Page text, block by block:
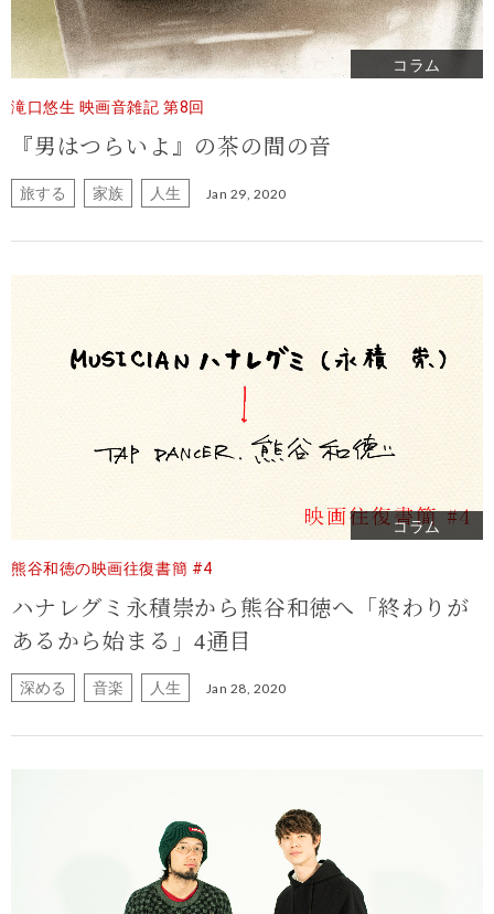
コラム
滝口悠生 映画音雑記 第8回
『男はつらいよ』の茶の間の音
旅する 家族 人生 Jan 29, 2020
コラム
熊谷和徳の映画往復書簡 #4
ハナレグミ永積崇から 熊谷和徳へ 「終わりが
あるから始まる」4通目
深める 音楽 人生 Jan 28, 2020